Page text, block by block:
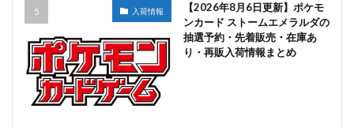
入荷情報
【2026年8月6日更新】ポケモ
ンカード ストームエメラルダの
抽選予約・先着販売・在庫あ
り・再販入荷情報まとめ